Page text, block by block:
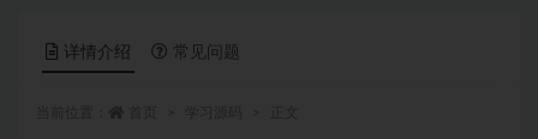
详情介绍 常见问题